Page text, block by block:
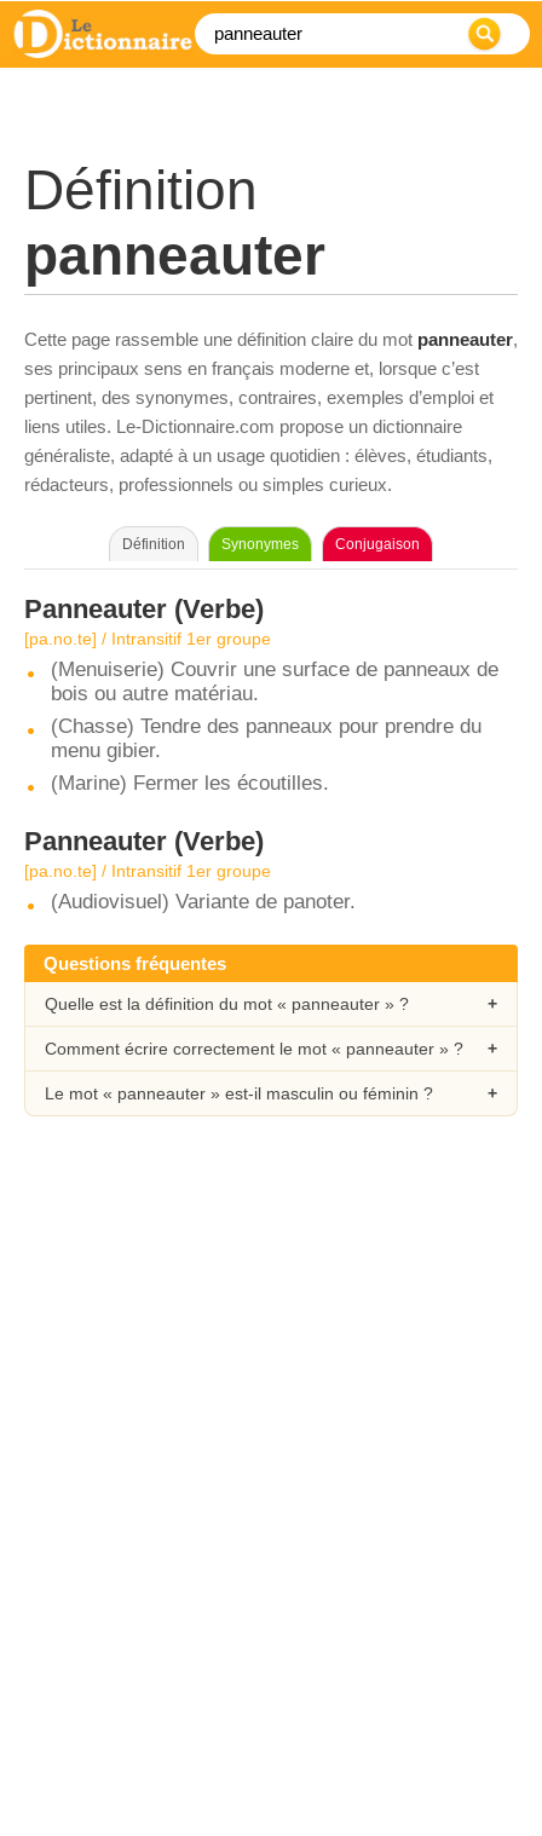
Définition
panneauter
Cette page rassemble une définition claire du mot panneauter,
ses principaux sens en français moderne et, lorsque c’est
pertinent, des synonymes, contraires, exemples d’emploi et
liens utiles. Le-Dictionnaire.com propose un dictionnaire
généraliste, adapté à un usage quotidien : élèves, étudiants,
rédacteurs, professionnels ou simples curieux.
Définition Synonymes Conjugaison
Panneauter (Verbe)
[pa.no.te] / Intransitif 1er groupe
(Menuiserie) Couvrir une surface de panneaux de
bois ou autre matériau.
(Chasse) Tendre des panneaux pour prendre du
menu gibier.
(Marine) Fermer les écoutilles.
Panneauter (Verbe)
[pa.no.te] / Intransitif 1er groupe
(Audiovisuel) Variante de panoter.
Questions fréquentes
Quelle est la définition du mot « panneauter » ?
Comment écrire correctement le mot « panneauter » ?
Le mot « panneauter » est-il masculin ou féminin ?